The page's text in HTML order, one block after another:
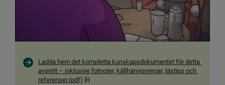
Ladda hem det kompletta kunskapsdokumentet för detta
avsnitt – inklusive fotnoter, källhänvisningar, lästips och
referenser.(pdf)
pdf, 888.9 kB, öppnas i nytt fönster.